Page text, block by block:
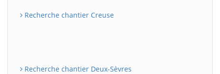
Recherche chantier Creuse
Recherche chantier Deux-Sèvres